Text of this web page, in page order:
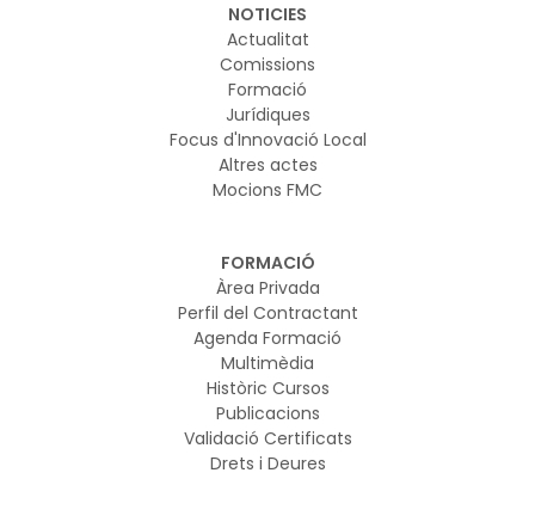
NOTICIES
Actualitat
Comissions
Formació
Jurídiques
Focus d'Innovació Local
Altres actes
Mocions FMC
FORMACIÓ
Àrea Privada
Perfil del Contractant
Agenda Formació
Multimèdia
Històric Cursos
Publicacions
Validació Certificats
Drets i Deures